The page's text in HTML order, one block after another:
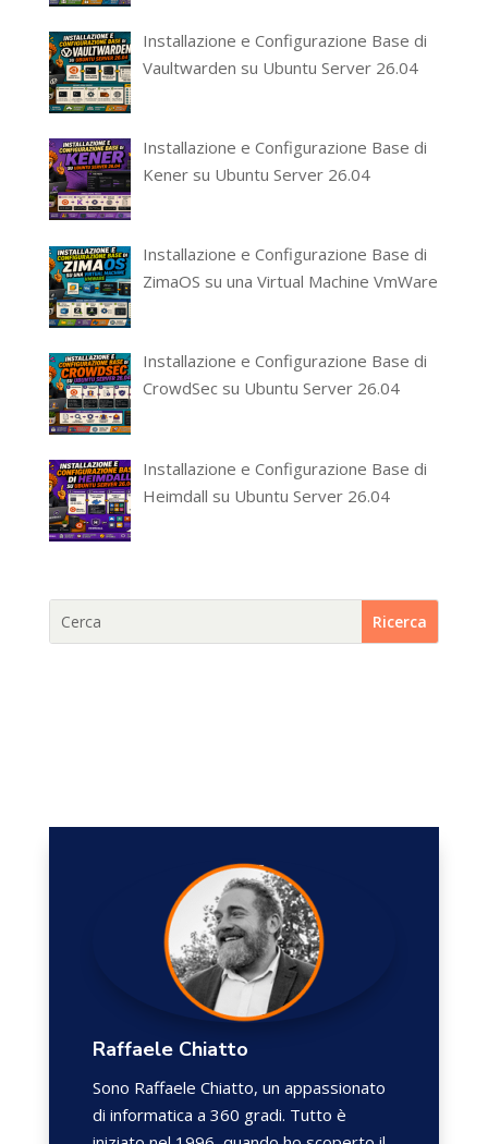
Installazione e Configurazione Base di
Vaultwarden su Ubuntu Server 26.04
Installazione e Configurazione Base di
Kener su Ubuntu Server 26.04
Installazione e Configurazione Base di
ZimaOS su una Virtual Machine VmWare
Installazione e Configurazione Base di
CrowdSec su Ubuntu Server 26.04
Installazione e Configurazione Base di
Heimdall su Ubuntu Server 26.04
Raffaele Chiatto
Sono Raffaele Chiatto, un appassionato
di informatica a 360 gradi. Tutto è